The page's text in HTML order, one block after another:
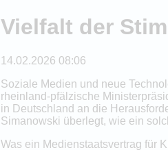
Vielfalt der
14.02.2026 08:06
Soziale Medien und neue
rheinland-pfälzische
in Deutschland an die
Simanowski überlegt, wie ein
Was ein Medienstaatsvertrag für